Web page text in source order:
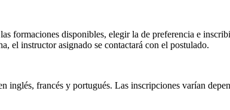
formaciones disponibles, elegir la de preferencia e
el instructor asignado se contactará con el postulado.
francés y portugués. Las inscripciones varían